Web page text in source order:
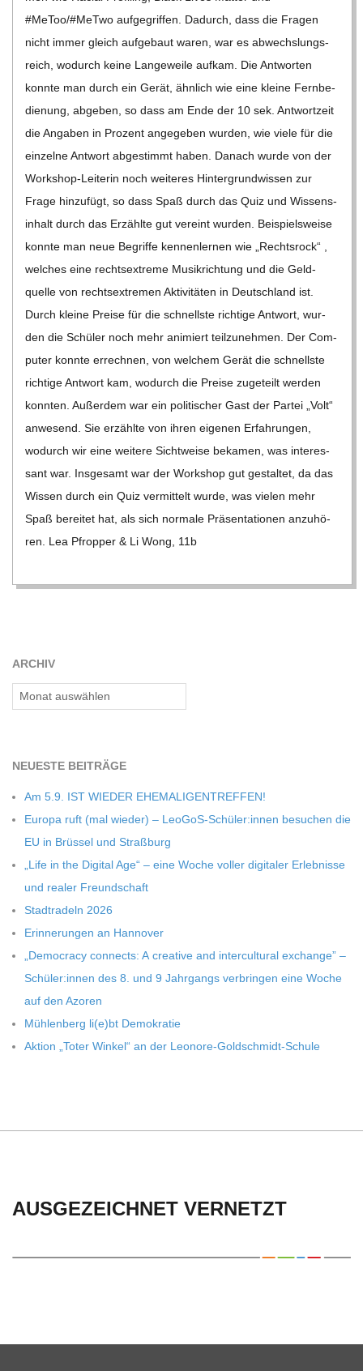
#MeToo/#MeTwo auf­ge­grif­fen. Dadurch, dass die Fra­gen
nicht immer gleich auf­ge­baut waren, war es abwechs­lungs­
reich, wodurch keine Lan­ge­weile auf­kam. Die Ant­wor­ten
konnte man durch ein Gerät, ähn­lich wie eine kleine Fern­be­
die­nung, abge­ben, so dass am Ende der 10 sek. Ant­wort­zeit
die Anga­ben in Pro­zent ange­ge­ben wur­den, wie viele für die
ein­zelne Ant­wort abge­stimmt haben. Danach wurde von der
Work­­shop-Lei­­te­rin noch wei­te­res Hin­ter­grund­wis­sen zur
Frage hin­zu­fügt, so dass Spaß durch das Quiz und Wis­sens­
in­halt durch das Erzählte gut ver­eint wur­den. Bei­spiels­weise
konnte man neue Begriffe ken­nen­ler­nen wie „Rechts­rock“ ,
wel­ches eine rechts­extreme Musik­rich­tung und die Geld­
quelle von rechts­extre­men Akti­vi­tä­ten in Deutsch­land ist.
Durch kleine Preise für die schnellste rich­tige Ant­wort, wur­
den die Schü­ler noch mehr ani­miert teil­zu­neh­men. Der Com­
pu­ter konnte errech­nen, von wel­chem Gerät die schnellste
rich­tige Ant­wort kam, wodurch die Preise zuge­teilt wer­den
konn­ten. Außer­dem war ein poli­ti­scher Gast der Par­tei „Volt“
anwe­send. Sie erzählte von ihren eige­nen Erfah­run­gen,
wodurch wir eine wei­tere Sicht­weise beka­men, was inter­es­
sant war. Ins­ge­samt war der Work­shop gut gestal­tet, da das
Wis­sen durch ein Quiz ver­mit­telt wurde, was vie­len mehr
Spaß berei­tet hat, als sich nor­male Prä­sen­ta­tio­nen anzu­hö­
ren. Lea Pfrop­per & Li Wong, 11b
ARCHIV
Archiv
NEU­ESTE BEITRÄGE
Am 5.9. IST WIEDER EHEMALIGENTREFFEN!
Europa ruft (mal wie­der) – LeoGoS-Schüler:innen besu­chen die
EU in Brüs­sel und Straßburg
„Life in the Digi­tal Age“ – eine Woche vol­ler digi­ta­ler Erleb­nisse
und rea­ler Freundschaft
Stadt­ra­deln 2026
Erin­ne­run­gen an Hannover
„Demo­cracy con­nects: A crea­tive and inter­cul­tu­ral exch­ange” –
Schüler:innen des 8. und 9 Jahr­gangs ver­brin­gen eine Woche
auf den Azoren
Müh­len­berg li(e)bt Demokratie
Aktion „Toter Win­kel“ an der Leonore-Goldschmidt-Schule
AUSGEZEICHNET VERNETZT